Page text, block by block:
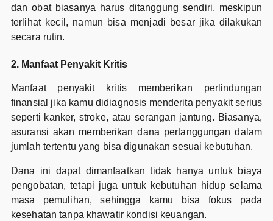
dan obat biasanya harus ditanggung sendiri, meskipun
terlihat kecil, namun bisa menjadi besar jika dilakukan
secara rutin.
2. Manfaat Penyakit Kritis
Manfaat penyakit kritis memberikan perlindungan
finansial jika kamu didiagnosis menderita penyakit serius
seperti kanker, stroke, atau serangan jantung. Biasanya,
asuransi akan memberikan dana pertanggungan dalam
jumlah tertentu yang bisa digunakan sesuai kebutuhan.
Dana ini dapat dimanfaatkan tidak hanya untuk biaya
pengobatan, tetapi juga untuk kebutuhan hidup selama
masa pemulihan, sehingga kamu bisa fokus pada
kesehatan tanpa khawatir kondisi keuangan.